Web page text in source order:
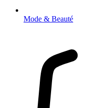
Mode & Beauté